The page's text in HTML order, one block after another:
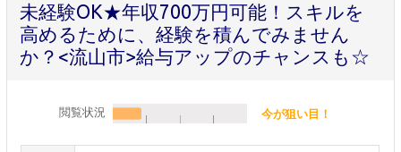
未経験OK★年収700万円可能！スキルを
高めるために、経験を積んでみません
か？<流山市>給与アップのチャンスも☆
閲覧状況 今が狙い目！